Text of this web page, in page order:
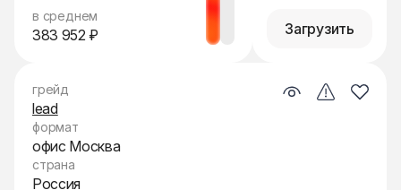
в среднем
383 952 ₽ Загрузить
грейд
lead
формат
офис Москва
страна
Россия